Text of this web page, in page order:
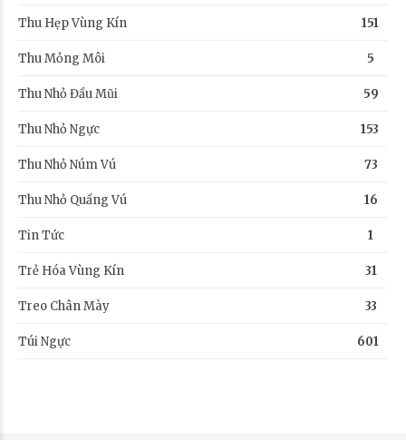
Thu Hẹp Vùng Kín 151
Thu Mỏng Môi 5
Thu Nhỏ Đầu Mũi 59
Thu Nhỏ Ngực 153
Thu Nhỏ Núm Vú 73
Thu Nhỏ Quầng Vú 16
Tin Tức 1
Trẻ Hóa Vùng Kín 31
Treo Chân Mày 33
Túi Ngực 601